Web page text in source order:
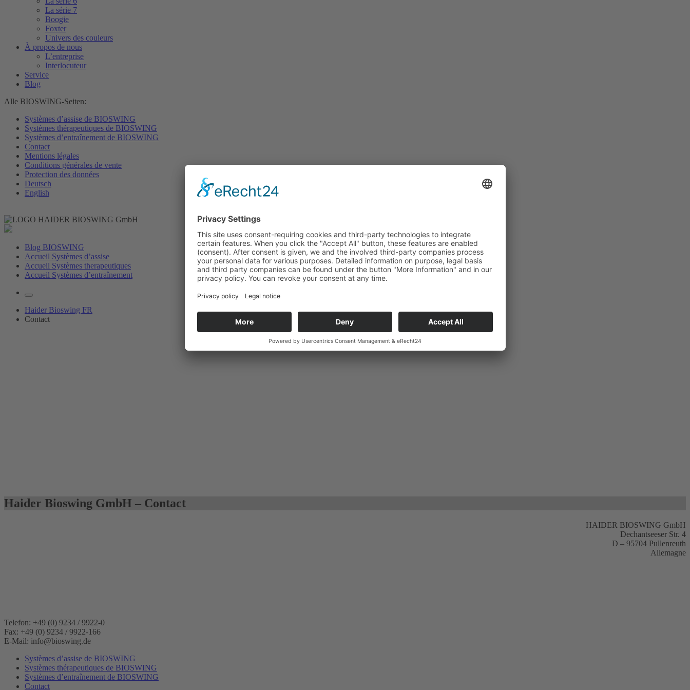
La série 7
Boogie
Foxter
Univers des couleurs
À propos de nous
L’entreprise
Interlocuteur
Service
Blog
Alle BIOSWING-Seiten:
Systèmes d’assise de BIOSWING
Systèmes thérapeutiques de BIOSWING
Systèmes d’entraînement de BIOSWING
Contact
Mentions légales
Conditions générales de vente
Protection des données
Deutsch
English
Blog BIOSWING
Accueil Systèmes d’assise
Accueil Systèmes therapeutiques
Accueil Systèmes d’entraînement
Haider Bioswing FR
Contact
Haider Bioswing GmbH – Contact
HAIDER BIOSWING GmbH
Dechantseeser Str. 4
D – 95704 Pullenreuth
Allemagne
Telefon: +49 (0) 9234 / 9922-0
Fax: +49 (0) 9234 / 9922-166
E-Mail: info@bioswing.de
Systèmes d’assise de BIOSWING
Systèmes thérapeutiques de BIOSWING
Systèmes d’entraînement de BIOSWING
Contact